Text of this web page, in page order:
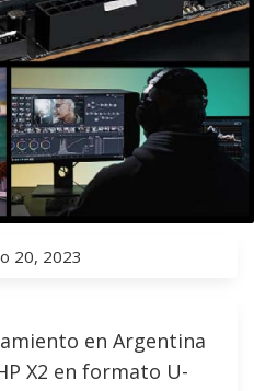
20, 2023
en Argentina
X2 en formato U-